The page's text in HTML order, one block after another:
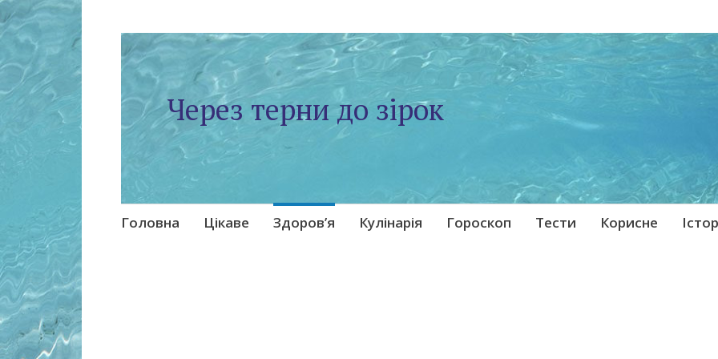
Через терни до зірок
Skip
Головна Цікаве Здоров’я Кулінарія Гороскоп Тести Корисне